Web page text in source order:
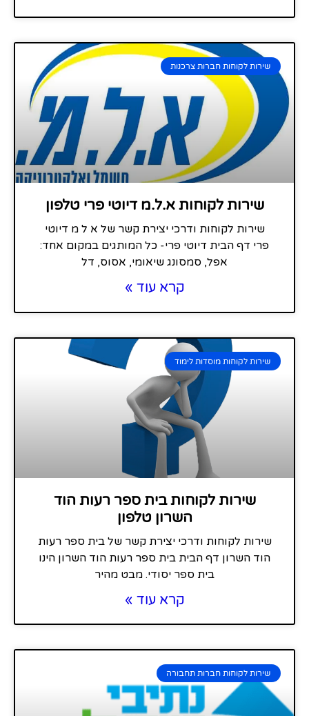
שירות לקוחות חברות צרכנות
שירות לקוחות א.ל.מ דיוטי פרי טלפון
שירות לקוחות ודרכי יצירת קשר של א ל מ דיוטי
פרי דף הבית דיוטי פרי- כל המותגים במקום אחד:
אפל, סמסונג שיאומי, אסוס, דל
קרא עוד »
שירות לקוחות מוסדות לימוד
שירות לקוחות בית ספר רעות הוד
השרון טלפון
שירות לקוחות ודרכי יצירת קשר של בית ספר רעות
הוד השרון דף הבית בית ספר רעות הוד השרון הינו
בית ספר יסודי. מבט מהיר
קרא עוד »
שירות לקוחות חברות תחבורה